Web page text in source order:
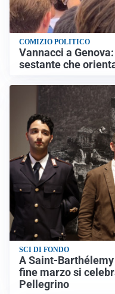
COMIZIO POLITICO
Vannacci a
sestante che
SCI DI FONDO
A Saint-
fine marzo si
Pellegrino